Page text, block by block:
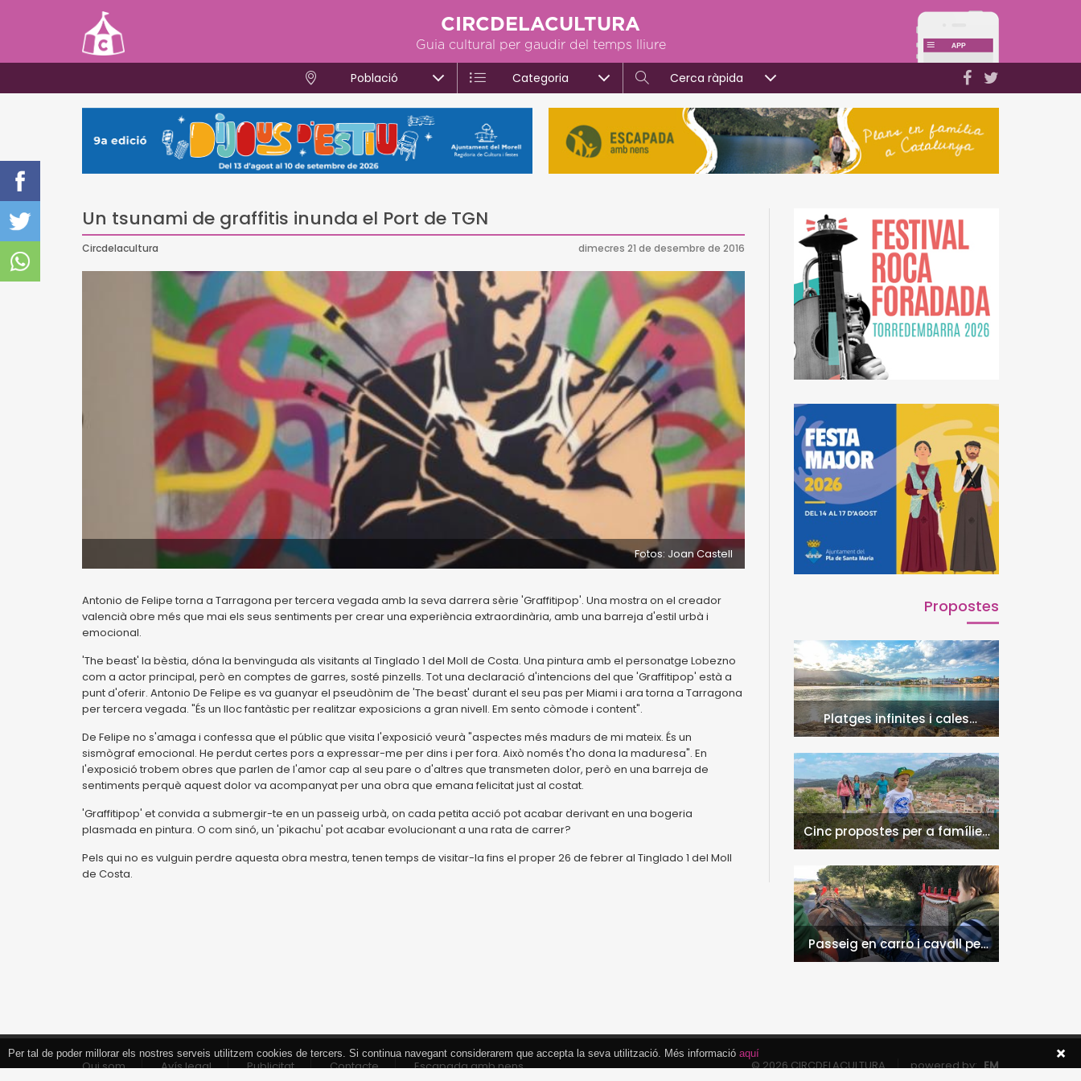
CIRCDELACULTURA
Guia cultural per gaudir del temps lliure
Població Categoria Cerca ràpida
Un tsunami de graffitis inunda el Port de TGN
Circdelacultura dimecres 21 de desembre de 2016
Fotos: Joan Castell
Antonio de Felipe torna a Tarragona per tercera vegada amb la seva darrera sèrie 'Graffitipop'. Una mostra on el creador
valencià obre més que mai els seus sentiments per crear una experiència extraordinària, amb una barreja d'estil urbà i
emocional.
'The beast' la bèstia, dóna la benvinguda als visitants al Tinglado 1 del Moll de Costa. Una pintura amb el personatge Lobezno
com a actor principal, però en comptes de garres, sosté pinzells. Tot una declaració d'intencions del que 'Graffitipop' està a
punt d'oferir. Antonio De Felipe es va guanyar el pseudònim de 'The beast' durant el seu pas per Miami i ara torna a Tarragona
per tercera vegada. "És un lloc fantàstic per realitzar exposicions a gran nivell. Em sento còmode i content".
De Felipe no s'amaga i confessa que el públic que visita l'exposició veurà "aspectes més madurs de mi mateix. És un
sismògraf emocional. He perdut certes pors a expressar-me per dins i per fora. Això només t'ho dona la maduresa". En
l'exposició trobem obres que parlen de l'amor cap al seu pare o d'altres que transmeten dolor, però en una barreja de
sentiments perquè aquest dolor va acompanyat per una obra que emana felicitat just al costat.
'Graffitipop' et convida a submergir-te en un passeig urbà, on cada petita acció pot acabar derivant en una bogeria
plasmada en pintura. O com sinó, un 'pikachu' pot acabar evolucionant a una rata de carrer?
Pels qui no es vulguin perdre aquesta obra mestra, tenen temps de visitar-la fins el proper 26 de febrer al Tinglado 1 del Moll
de Costa.
Propostes
Platges infinites i cales
naturals a l'Hospitalet de
l'Infant i la Vall de Llors
Cinc propostes per a famílies
a l'Hospitalet de l'Infant i la
Vall de Llors
Passeig en carro i cavall per
l'entorn de Nulles
Qui som Avís legal Publicitat Contacte Escapada amb nens © 2026 CIRCDELACULTURA powered by: EM
Per tal de poder millorar els nostres serveis utilitzem cookies de tercers. Si continua navegant considerarem que accepta la seva utilització. Més informació aquí
Tancar